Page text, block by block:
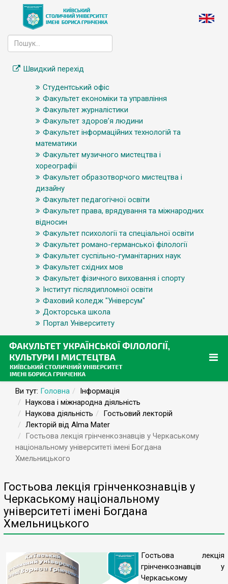
Швидкий перехід
Студентський офіс
Факультет економіки та управління
Факультет журналістики
Факультет здоров’я людини
Факультет інформаційних технологій та
математики
Факультет музичного мистецтва і
хореографії
Факультет образотворчого мистецтва і
дизайну
Факультет педагогічної освіти
Факультет права, врядування та міжнародних
відносин
Факультет психології та спеціальної освіти
Факультет романо-германської філології
Факультет суспільно-гуманітарних наук
Факультет східних мов
Факультет фізичного виховання і спорту
Інститут післядипломної освіти
Фаховий коледж "Універсум"
Докторська школа
Портал Університету
Ви тут: Головна
Інформація
Наукова і міжнародна діяльність
Наукова діяльність
Гостьовий лекторій
Лекторій від Alma Mater
Гостьова лекція грінченкознавців у Черкаському
національному університеті імені Богдана
Хмельницького
Гостьова лекція грінченкознавців у
Черкаському національному
університеті імені Богдана
Хмельницького
Гостьова лекція
грінченкознавців у
Черкаському